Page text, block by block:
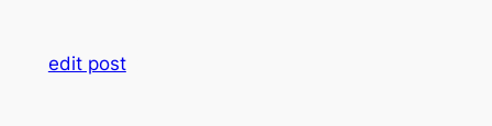
edit post